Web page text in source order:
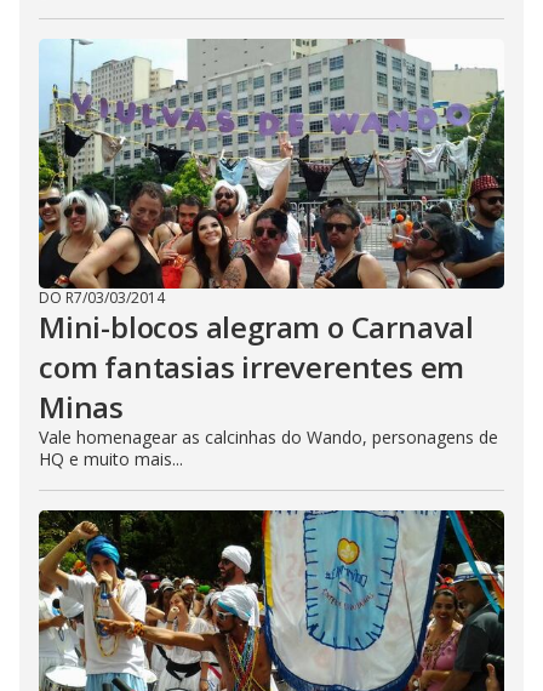
DO R7/03/03/2014
Mini-blocos alegram o Carnaval
com fantasias irreverentes em
Minas
Vale homenagear as calcinhas do Wando, personagens de
HQ e muito mais...